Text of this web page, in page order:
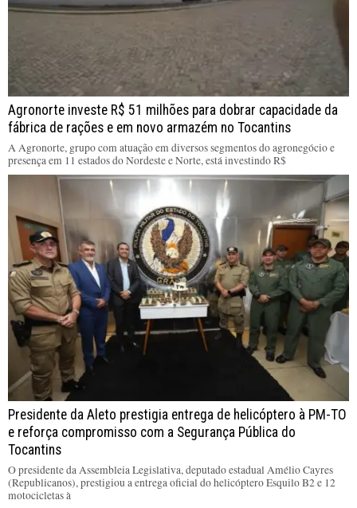
Agronorte investe R$ 51 milhões para dobrar capacidade da
fábrica de rações e em novo armazém no Tocantins
A Agronorte, grupo com atuação em diversos segmentos do agronegócio e
presença em 11 estados do Nordeste e Norte, está investindo R$
Presidente da Aleto prestigia entrega de helicóptero à PM-TO
e reforça compromisso com a Segurança Pública do
Tocantins
O presidente da Assembleia Legislativa, deputado estadual Amélio Cayres
(Republicanos), prestigiou a entrega oficial do helicóptero Esquilo B2 e 12
motocicletas à